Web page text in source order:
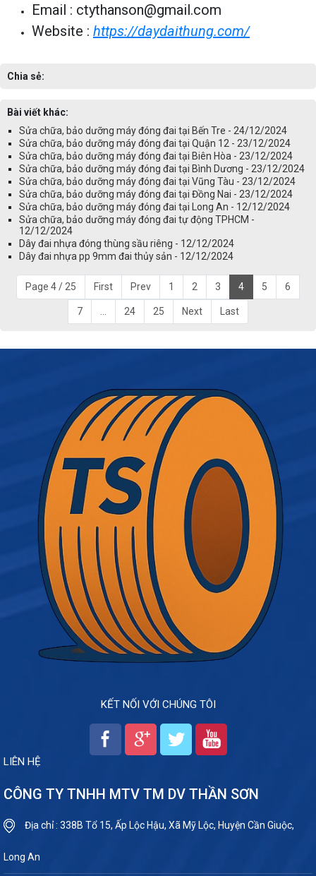
Email : ctythanson@gmail.com
Website : https://daydaithung.com/
Chia sẻ:
Bài viết khác:
Sửa chữa, bảo dưỡng máy đóng đai tại Bến Tre - 24/12/2024
Sửa chữa, bảo dưỡng máy đóng đai tại Quận 12 - 23/12/2024
Sửa chữa, bảo dưỡng máy đóng đai tại Biên Hòa - 23/12/2024
Sửa chữa, bảo dưỡng máy đóng đai tại Bình Dương - 23/12/2024
Sửa chữa, bảo dưỡng máy đóng đai tại Vũng Tàu - 23/12/2024
Sửa chữa, bảo dưỡng máy đóng đai tại Đồng Nai - 23/12/2024
Sửa chữa, bảo dưỡng máy đóng đai tại Long An - 12/12/2024
Sửa chữa, bảo dưỡng máy đóng đai tự động TPHCM -
12/12/2024
Dây đai nhựa đóng thùng sầu riêng - 12/12/2024
Dây đai nhựa pp 9mm đai thủy sản - 12/12/2024
Page 4 / 25 First Prev 1 2 3 4 5 6
7 24 25 Next Last
KẾT NỐI VỚI CHÚNG TÔI
LIÊN HỆ
CÔNG TY TNHH MTV TM DV THẦN SƠN
Địa chỉ : 338B Tổ 15, Ấp Lộc Hậu, Xã Mỹ Lộc, Huyện Cần Giuộc,
Long An